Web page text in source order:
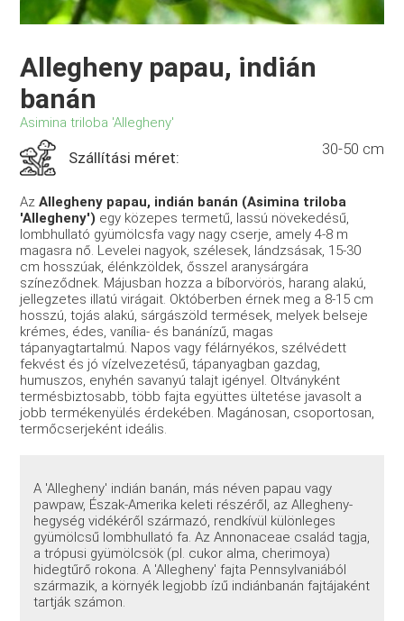
Allegheny papau, indián
banán
Asimina triloba 'Allegheny'
Szállítási méret: 30-50 cm
Az Allegheny papau, indián banán (Asimina triloba
'Allegheny') egy közepes termetű, lassú növekedésű,
lombhullató gyümölcsfa vagy nagy cserje, amely 4-8 m
magasra nő. Levelei nagyok, szélesek, lándzsásak, 15-30
cm hosszúak, élénkzöldek, ősszel aranysárgára
színeződnek. Májusban hozza a bíborvörös, harang alakú,
jellegzetes illatú virágait. Októberben érnek meg a 8-15 cm
hosszú, tojás alakú, sárgászöld termések, melyek belseje
krémes, édes, vanília- és banánízű, magas
tápanyagtartalmú. Napos vagy félárnyékos, szélvédett
fekvést és jó vízelvezetésű, tápanyagban gazdag,
humuszos, enyhén savanyú talajt igényel. Oltványként
termésbiztosabb, több fajta együttes ültetése javasolt a
jobb termékenyülés érdekében. Magánosan, csoportosan,
termőcserjeként ideális.
A 'Allegheny' indián banán, más néven papau vagy
pawpaw, Észak-Amerika keleti részéről, az Allegheny-
hegység vidékéről származó, rendkívül különleges
gyümölcsű lombhullató fa. Az Annonaceae család tagja,
a trópusi gyümölcsök (pl. cukor alma, cherimoya)
hidegtűrő rokona. A 'Allegheny' fajta Pennsylvaniából
származik, a környék legjobb ízű indiánbanán fajtájaként
tartják számon.